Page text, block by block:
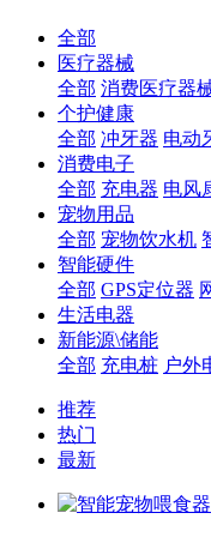
全部
医疗器械
全部 消费医疗器
个护健康
全部 冲牙器 电动
消费电子
全部 充电器 电风
宠物用品
全部 宠物饮水机
智能硬件
全部 GPS定位器
生活电器
新能源\储能
全部 充电桩 户外
推荐
热门
最新